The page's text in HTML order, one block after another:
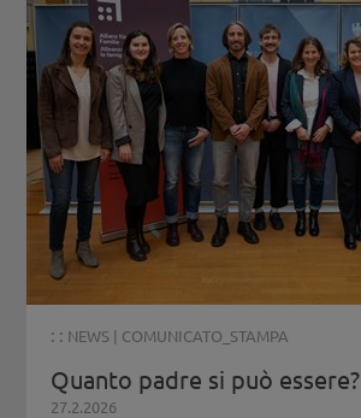
: : NEWS | COMUNICATO_STAMPA
Quanto padre si può essere?
27.2.2026